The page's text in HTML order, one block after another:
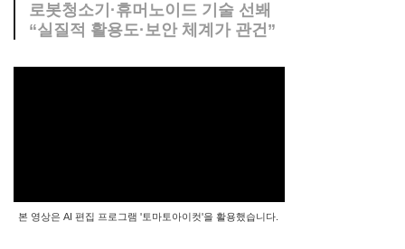
로봇청소기·휴머노이드 기술 선봬
“실질적 활용도·보안 체계가 관건”
본 영상은 AI 편집 프로그램 '토마토아이컷'을 활용했습니다.